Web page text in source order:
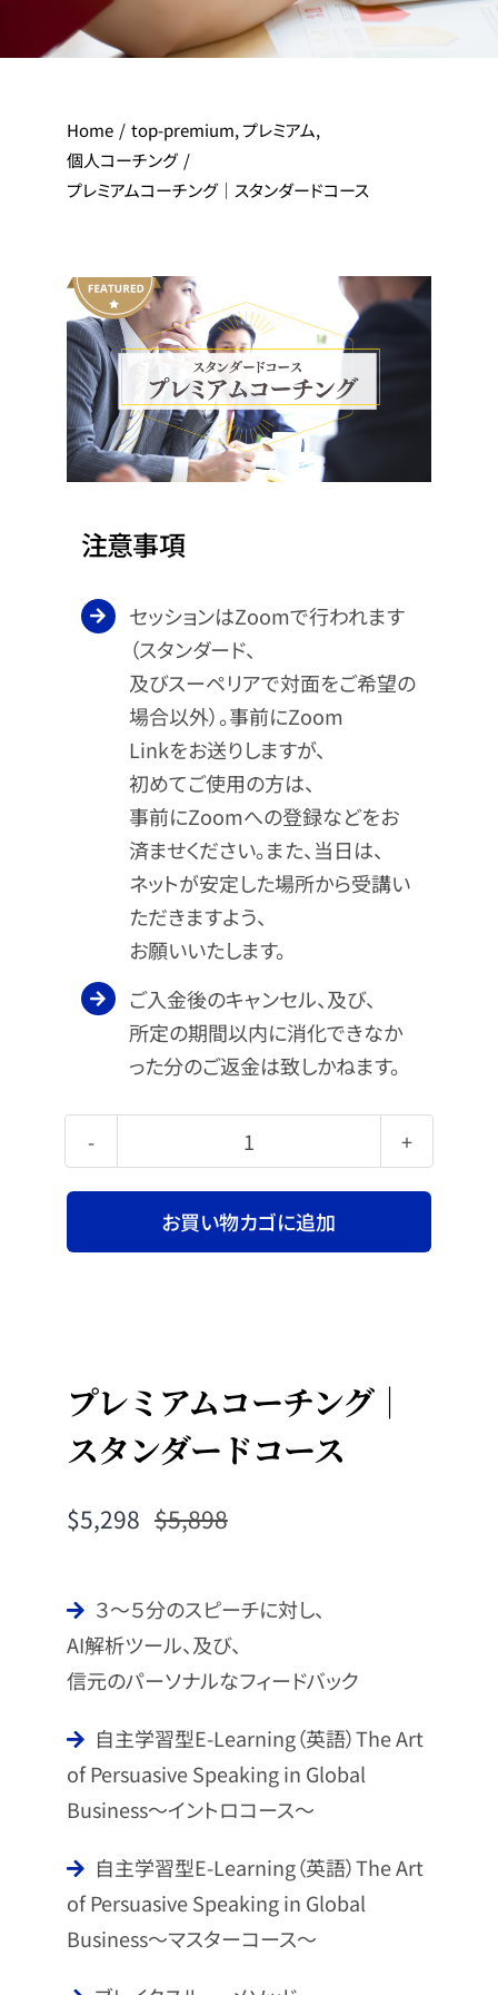
Home top-premium プレミアム
個人コーチング
プレミアムコーチング｜スタンダードコース
注意事項
セッションはZoomで行われます
（スタンダード、
及びスーペリアで対面をご希望の
場合以外）。事前にZoom
Linkをお送りしますが、
初めてご使用の方は、
事前にZoomへの登録などをお
済ませください。また、当日は、
ネットが安定した場所から受講い
ただきますよう、
お願いいたします。
ご入金後のキャンセル、及び、
所定の期間以内に消化できなか
った分のご返金は致しかねます。
プレミアムコーチング
｜
スタンダードコース個
お買い物カゴに追加
プレミアムコーチング｜
スタンダードコース
$5,898元の価格は
でした。
$5,298
現在の価格は
です。
３～５分のスピーチに対し、
AI解析ツール、及び、
信元のパーソナルなフィードバック
自主学習型E-Learning（英語）The Art
of Persuasive Speaking in Global
Business～イントロコース～
自主学習型E-Learning（英語）The Art
of Persuasive Speaking in Global
Business～マスターコース～